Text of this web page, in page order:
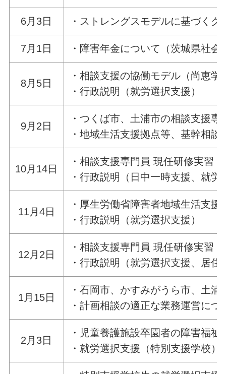
6月3日 ・ストレングスモデルに基づく
7月1日 ・障害年金について（茨城県社会
8月5日
・相談支援の協働モデル（尚恵
・行政説明（就労選択支援）
9月2日
・つくば市、土浦市の相談支援専
・地域生活支援拠点等、基幹相
10月14日
・相談支援専門員 現任研修実習
・行政説明（日中一時支援、就労
11月4日
・厚生労働省障害者地域生活支
・行政説明（就労選択支援）
12月2日
・相談支援専門員 現任研修実習
・行政説明（就労選択支援、居
1月15日
・石岡市、かすみがうら市、土
・計画相談の適正な業務運営に
2月3日
・児童養護施設卒園者の障害福
・就労選択支援（特別支援学校）